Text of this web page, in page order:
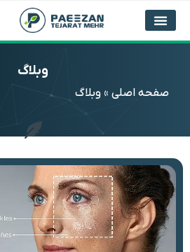
وبلاگ
صفحه اصلی » وبلاگ